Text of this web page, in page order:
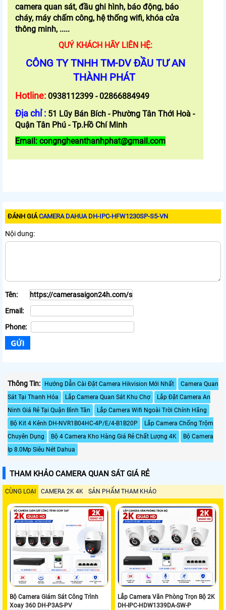
camera quan sát, đầu ghi hình, báo động, báo
cháy, máy chấm công, hệ thống wifi, khóa cửa
thông minh, .....
QUÝ KHÁCH HÃY LIÊN HỆ:
CÔNG TY TNHH TM-DV ĐẦU TƯ AN
THÀNH PHÁT
Hotline: 0938112399 - 02866884949
Địa chỉ : 51 Lũy Bán Bích - Phường Tân Thới Hoà -
Quận Tân Phú - Tp.Hồ Chí Minh
Email: congngheanthanhphat@gmail.com
ĐÁNH GIÁCAMERA DAHUA DH-IPC-HFW1230SP-S5-VN
Nội dung:
Tên:
Email:
Phone:
Thông Tin: Hướng Dẫn Cài Đặt Camera Hikvision Mới Nhất
Camera Quan
Sát Tại Thanh Hóa
Lắp Camera Quan Sát Khu Chợ
Lắp Đặt Camera An
Ninh Giá Rẻ Tại Quận Bình Tân
Lắp Camera Wifi Ngoài Trời Chính Hãng
Bộ Kit 4 Kênh DH-NVR1B04HC-4P/E/4-B1B20P
Lắp Camera Chống Trộm
Chuyên Dụng
Bộ 4 Camera Kho Hàng Giá Rẻ Chất Lượng 4K
Bộ Camera
Ip 8.0Mp Siêu Nét Dahua
THAM KHẢO CAMERA QUAN SÁT GIÁ RẺ
CÙNG LOẠI CAMERA 2K 4K SẢN PHẨM THAM KHẢO
Bộ Camera Giám Sát Công Trình
Xoay 360 DH-P3AS-PV
Lắp Camera Văn Phòng Trọn Bộ 2K
DH-IPC-HDW1339DA-SW-P